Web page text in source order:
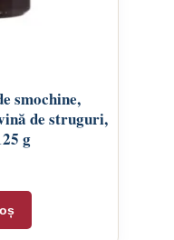
smochine,
de struguri,
g